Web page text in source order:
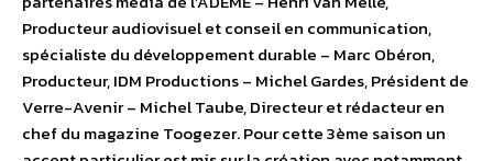
Producteur audiovisuel et conseil en communication,
spécialiste du développement durable – Marc Obéron,
Producteur, IDM Productions – Michel Gardes, Président de
Verre-Avenir – Michel Taube, Directeur et rédacteur en
chef du magazine Toogezer. Pour cette 3ème saison un